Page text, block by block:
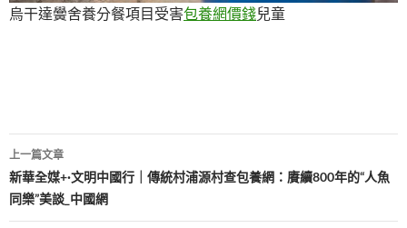
烏干達黌舍養分餐項目受害包養網價錢兒童
文
章
導
上一篇文章
新華全媒+·文明中國行｜傳統村浦源村查包養網：賡續800年的“人魚
同樂”美談_中國網